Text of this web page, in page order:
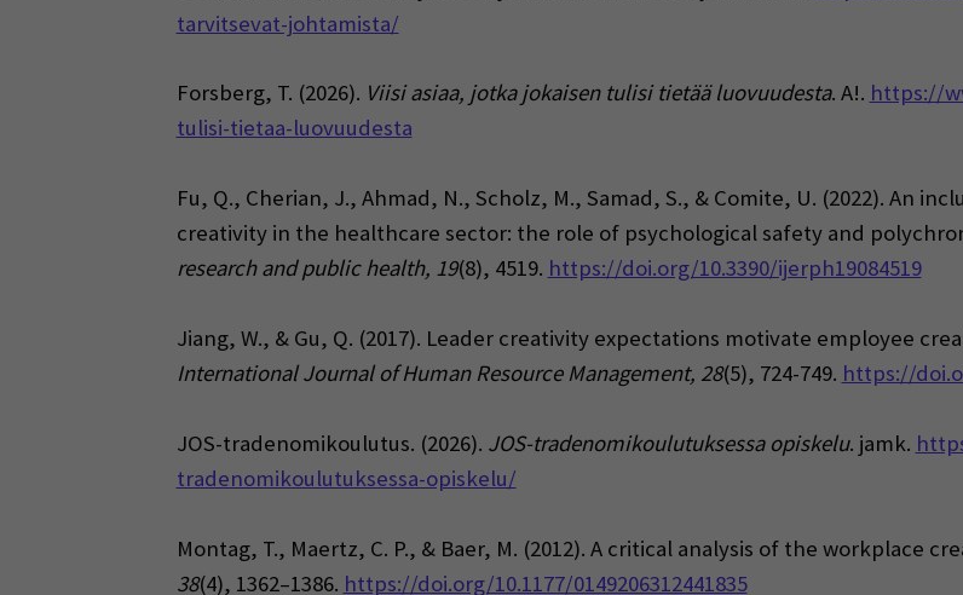
tarvitsevat-johtamista/
Forsberg, T. (2026). Viisi asiaa, jotka jokaisen tulisi tietää luovuudesta. A!. https://
tulisi-tietaa-luovuudesta
Fu, Q., Cherian, J., Ahmad, N., Scholz, M., Samad, S., & Comite, U. (2022). An
creativity in the healthcare sector: the role of psychological safety and
research and public health, 19(8), 4519. https://doi.org/10.3390/ijerph19084519
Jiang, W., & Gu, Q. (2017). Leader creativity expectations motivate employee
International Journal of Human Resource Management, 28(5), 724-749. https://
JOS-tradenomikoulutus. (2026). JOS-tradenomikoulutuksessa opiskelu. jamk.
tradenomikoulutuksessa-opiskelu/
Montag, T., Maertz, C. P., & Baer, M. (2012). A critical analysis of the workplace
38(4), 1362–1386. https://doi.org/10.1177/0149206312441835